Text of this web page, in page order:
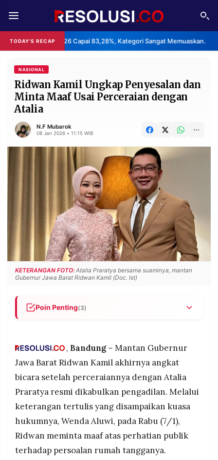
TODAY'S RECAP
Haji 2026 Capai 83,28%, Kategori Sangat Memuaskan. •
REDAKSI TENTANG
RESOLUSI IKLAN
RUBRIKASI
EDITORIAL
FINANSIA PERSONA
DAERAH NASIONAL
SPORT
BERITA
WARGA
INFORMASI KIRIM
TULISAN
PENGADUAN TERM
OF
©
RESOLUSI
PRAMUDITA
NASIONAL
Ridwan Kamil Ungkap Penyesalan dan
Minta Maaf Usai Perceraian dengan
Atalia
N.F Mubarok
08 Jan 2026 • 11:15 WIB
KETERANGAN FOTO: Atalia Praratya bersama suaminya, mantan
Gubernur Jawa Barat Ridwan Kamil (Doc. Ist)
Poin Penting(3)
hampir 29 tahun menikah, mengakui banyak
tanpa konflik setelah melalui mediasi, dengan
pembagian harta gono-gini yang sudah
diselesaikan.
Keduanya berkomitmen menjaga hubungan
saling menghormati demi kepentingan dan masa
depan anak-anak mereka yang tetap menjadi
prioritas.
, Bandung – Mantan Gubernur
Jawa Barat Ridwan Kamil akhirnya angkat
bicara setelah perceraiannya dengan Atalia
Praratya resmi dikabulkan pengadilan. Melalui
keterangan tertulis yang disampaikan kuasa
hukumnya, Wenda Aluwi, pada Rabu (7/1),
Ridwan meminta maaf atas perhatian publik
terhadap persoalan rumah tangganya.